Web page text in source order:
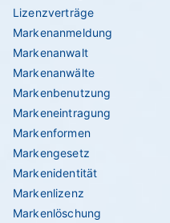
Lizenzverträge
Markenanmeldung
Markenanwalt
Markenanwälte
Markenbenutzung
Markeneintragung
Markenformen
Markengesetz
Markenidentität
Markenlizenz
Markenlöschung